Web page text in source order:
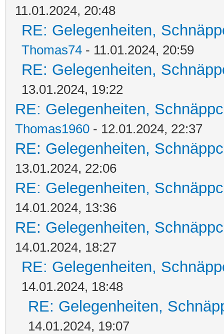
11.01.2024, 20:48
RE: Gelegenheiten,
Thomas74 - 11.01.2024, 20:59
RE: Gelegenheiten,
13.01.2024, 19:22
RE: Gelegenheiten,
Thomas1960 - 12.01.2024, 22:37
RE: Gelegenheiten,
13.01.2024, 22:06
RE: Gelegenheiten,
14.01.2024, 13:36
RE: Gelegenheiten,
14.01.2024, 18:27
RE: Gelegenheiten,
14.01.2024, 18:48
RE: Gelegenheiten,
14.01.2024, 19:07